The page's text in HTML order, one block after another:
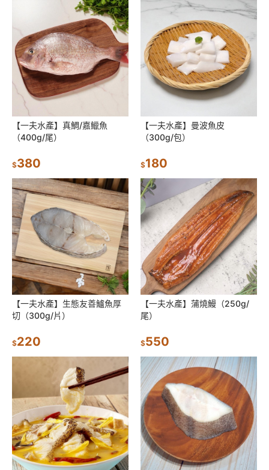
【一夫水產】真鯛/嘉鱲魚
（400g/尾）
$380
【一夫水產】曼波魚皮
（300g/包）
$180
【一夫水產】生態友善鱸魚厚
切（300g/片）
$220
【一夫水產】蒲燒鰻（250g/
尾）
$550